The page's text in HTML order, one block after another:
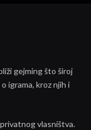
gejming što široj
igrama, kroz njih i
vlasništva.